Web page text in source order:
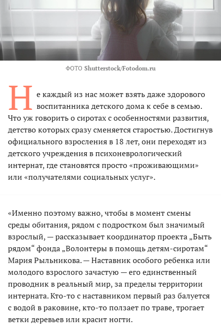
ФОТО Shutterstock/Fotodom.ru
Н е каждый из нас может взять даже здорового
воспитанника детского дома к себе в семью.
Что уж говорить о сиротах с особенностями развития,
детство которых сразу сменяется старостью. Достигнув
официального взросления в 18 лет, они переходят из
детского учреждения в психоневрологический
интернат, где становятся просто «проживающими»
или «получателями социальных услуг».
«Именно поэтому важно, чтобы в момент смены
среды обитания, рядом с подростком был значимый
взрослый, — рассказывает координатор проекта „Быть
рядом“ фонда „Волонтеры в помощь детям-сиротам“
Мария Рыльникова. — Наставник особого ребенка или
молодого взрослого зачастую — его единственный
проводник в реальный мир, за пределы территории
интерната. Кто-то с наставником первый раз балуется
с водой в раковине, кто-то ползает по траве, трогает
ветки деревьев или красит ногти.